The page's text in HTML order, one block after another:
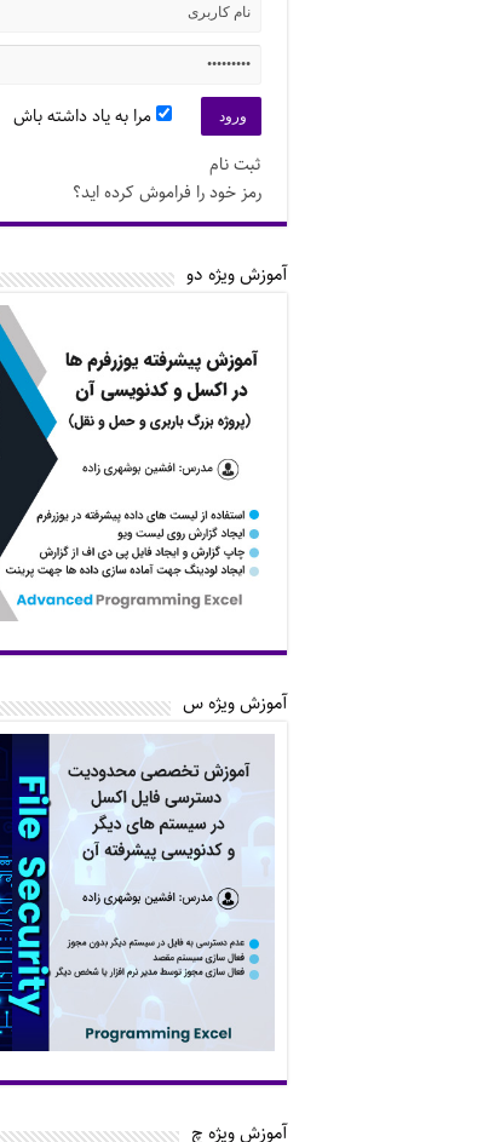
مرا به یاد داشته باش
ثبت نام
رمز خود را فراموش کرده اید؟
آموزش ویژه دو
آموزش ویژه س
آموزش ویژه چ